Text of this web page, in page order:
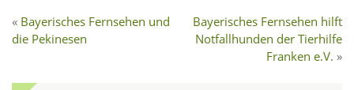
Bayerisches Fernsehen und
die Pekinesen
Bayerisches Fernsehen hilft
Notfallhunden der Tierhilfe
Franken e.V.